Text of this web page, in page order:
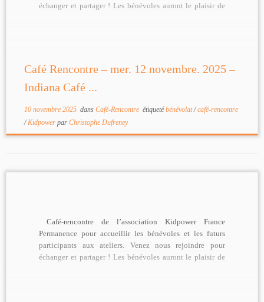
échanger et partager ! Les bénévoles auront le plaisir de
Café Rencontre – mer. 12 novembre. 2025 –
Indiana Café ...
10 novembre 2025dans Café-Rencontre étiquetébénévolat/café-rencontre
/Kidpower par Christophe Dufreney
Café-rencontre de l’association Kidpower France
Permanence pour accueillir les bénévoles et les futurs
participants aux ateliers. Venez nous rejoindre pour
échanger et partager ! Les bénévoles auront le plaisir de